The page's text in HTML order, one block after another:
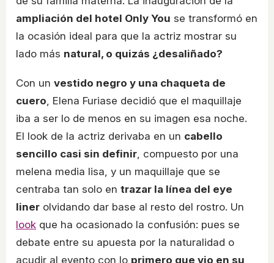
ampliación del hotel Only You se transformó en
la ocasión ideal para que la actriz mostrar su
lado más natural, o quizás ¿desaliñado?
Con un vestido negro y una chaqueta de
cuero, Elena Furiase decidió que el maquillaje
iba a ser lo de menos en su imagen esa noche.
El look de la actriz derivaba en un cabello
sencillo casi sin definir, compuesto por una
melena media lisa, y un maquillaje que se
centraba tan solo en trazar la línea del eye
liner olvidando dar base al resto del rostro. Un
look que ha ocasionado la confusión: pues se
debate entre su apuesta por la naturalidad o
acudir al evento con lo primero que vio en su